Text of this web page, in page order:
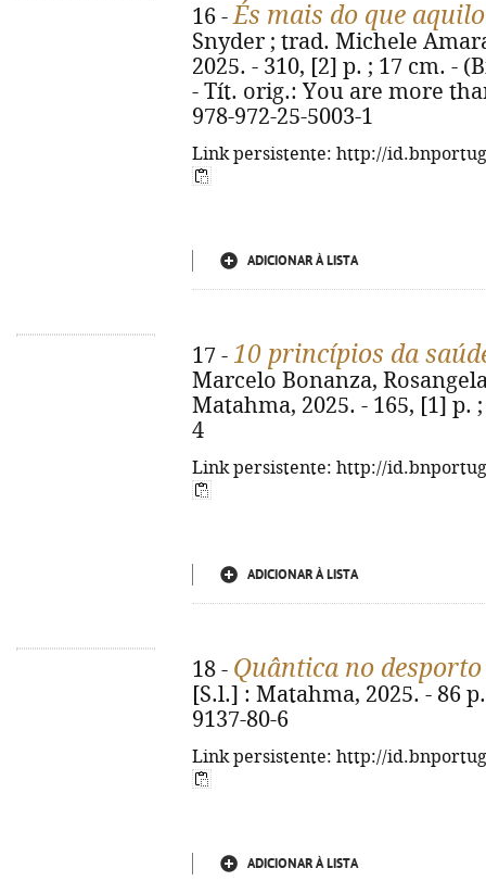
16 -És mais do que
Snyder ; trad. Michele
2025. - 310, [2] p. ; 17 cm. -
- Tít. orig.: You are more
978-972-25-5003-1
Link persistente: http://
ADICIONAR À LISTA
17 - 10 princípios da
Marcelo Bonanza,
Matahma, 2025. - 165, [1] p.
4
Link persistente: http://
ADICIONAR À LISTA
18 - Quântica no desporto
[S.l.] : Matahma, 2025. - 86
9137-80-6
Link persistente: http://
ADICIONAR À LISTA